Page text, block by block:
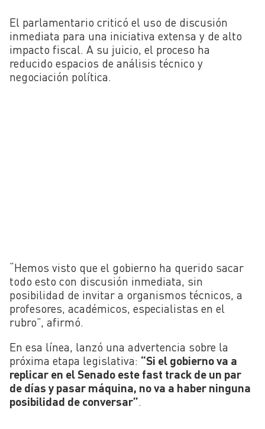
El parlamentario criticó el uso de discusión
inmediata para una iniciativa extensa y de alto
impacto fiscal. A su juicio, el proceso ha
reducido espacios de análisis técnico y
negociación política.
“Hemos visto que el gobierno ha querido sacar
todo esto con discusión inmediata, sin
posibilidad de invitar a organismos técnicos, a
profesores, académicos, especialistas en el
rubro”, afirmó.
En esa línea, lanzó una advertencia sobre la
próxima etapa legislativa: “Si el gobierno va a
replicar en el Senado este fast track de un par
de días y pasar máquina, no va a haber ninguna
posibilidad de conversar”.